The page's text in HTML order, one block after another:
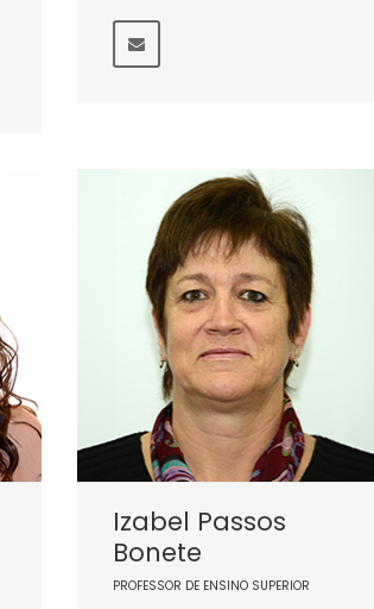
Izabel Passos
Bonete
PROFESSOR DE ENSINO SUPERIOR